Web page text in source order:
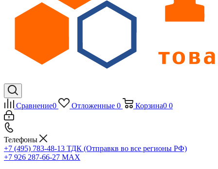
Сравнение0 Отложенные 0 Корзина0 0
Телефоны
+7 (495) 783-48-13 ТДК (Отправкв во все регионы РФ)
+7 926 287-66-27 МАХ